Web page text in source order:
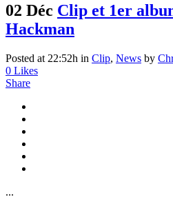
02 Déc Clip et 1er
Hackman
Posted at 22:52h in Clip, News by
0 Likes
Share
...